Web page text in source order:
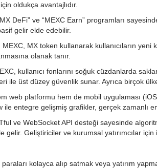
oldukça avantajlıdır.
DeFi” ve “MEXC Earn” programları
gelir elde edebilir.
MEXC, MX token kullanarak kullanıcıların
olanak tanır.
kullanıcı fonlarını soğuk cüzdanlarda
ile üst düzey güvenlik sunar. Ayrıca birçok
web platformu hem de mobil uygulaması
ile entegre gelişmiş grafikler, gerçek zamanlı
ve WebSocket API desteği sayesinde
gelir. Geliştiriciler ve kurumsal yatırımcılar için
paraları kolayca alıp satmak veya yatırım